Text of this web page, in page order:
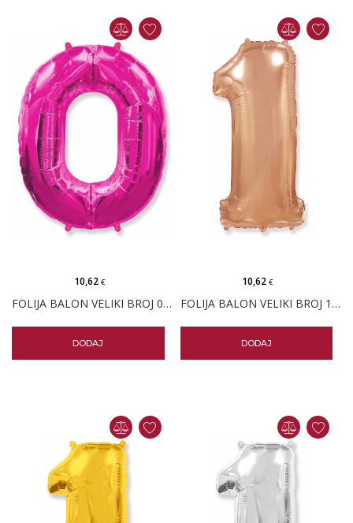
FOLIJA BALON VELIKI BROJ 0 FUKSIJA
10,62 €
DODAJ
FOLIJA BALON VELIKI BROJ 1 ROSE GOLD
10,62€
DODAJ